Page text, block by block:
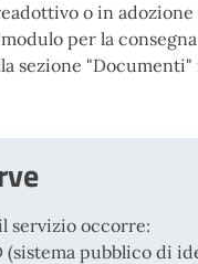
o in adozione
per la
sezione "Documenti"
servizio occorre:
(sistema pubblico di